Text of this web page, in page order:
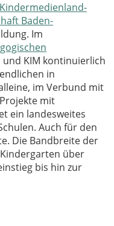
Baden-
Im
und KIM kontinuierlich
in
im Verbund mit
mit
ein landesweites
Auch für den
Die Bandbreite der
über
bis hin zur